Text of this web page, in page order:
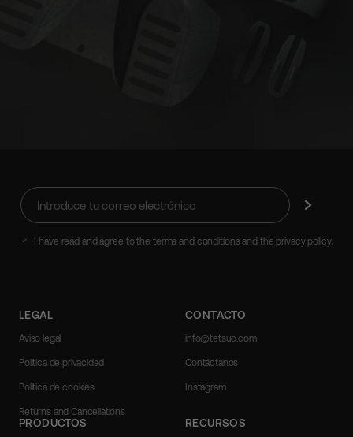
Introduce
tu
correo
electrónico
Suscríbete
I have read and agree to the terms and conditions and the privacy policy.
LEGAL
Aviso legal
Política de privacidad
Política de cookies
Returns and Cancellations
CONTACTO
info@tetsuo.com
Contáctanos
Instagram
PRODUCTOS RECURSOS